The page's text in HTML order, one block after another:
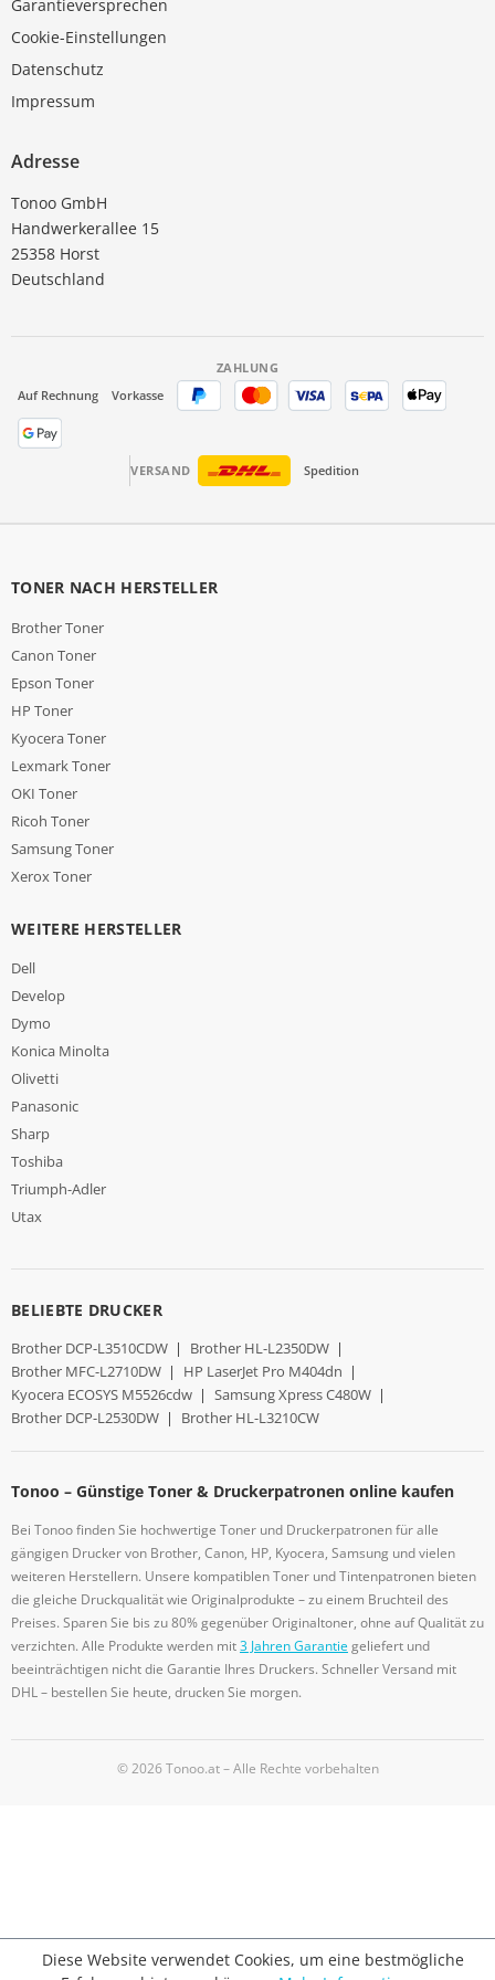
Garantieversprechen
Cookie-Einstellungen
Datenschutz
Impressum
Adresse
Tonoo GmbH
Handwerkerallee 15
25358 Horst
Deutschland
ZAHLUNG
Auf Rechnung
Vorkasse
VERSAND Spedition
TONER NACH HERSTELLER
Brother Toner
Canon Toner
Epson Toner
HP Toner
Kyocera Toner
Lexmark Toner
OKI Toner
Ricoh Toner
Samsung Toner
Xerox Toner
WEITERE HERSTELLER
Dell
Develop
Dymo
Konica Minolta
Olivetti
Panasonic
Sharp
Toshiba
Triumph-Adler
Utax
BELIEBTE DRUCKER
Brother DCP-L3510CDW | Brother HL-L2350DW |
Brother MFC-L2710DW | HP LaserJet Pro M404dn |
Kyocera ECOSYS M5526cdw | Samsung Xpress C480W |
Brother DCP-L2530DW | Brother HL-L3210CW
Tonoo – Günstige Toner & Druckerpatronen online kaufen
Bei Tonoo finden Sie hochwertige Toner und Druckerpatronen für alle
gängigen Drucker von Brother, Canon, HP, Kyocera, Samsung und vielen
weiteren Herstellern. Unsere kompatiblen Toner und Tintenpatronen bieten
die gleiche Druckqualität wie Originalprodukte – zu einem Bruchteil des
Preises. Sparen Sie bis zu 80% gegenüber Originaltoner, ohne auf Qualität zu
verzichten. Alle Produkte werden mit3 Jahren Garantiegeliefert und
beeinträchtigen nicht die Garantie Ihres Druckers. Schneller Versand mit
DHL – bestellen Sie heute, drucken Sie morgen.
© 2026 Tonoo.at – Alle Rechte vorbehalten
Diese Website verwendet Cookies, um eine bestmögliche